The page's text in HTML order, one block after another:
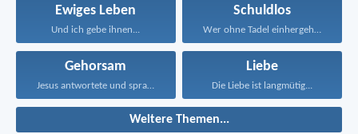
Ewiges Leben
Und ich gebe ihnen...
Schuldlos
Wer ohne Tadel einhergeht...
Gehorsam
Jesus antwortete und sprach...
Liebe
Die Liebe ist langmütig...
Weitere Themen...